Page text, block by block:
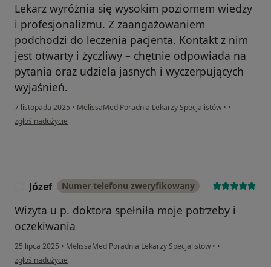
Lekarz wyróżnia się wysokim poziomem wiedzy
i profesjonalizmu. Z zaangażowaniem
podchodzi do leczenia pacjenta. Kontakt z nim
jest otwarty i życzliwy – chętnie odpowiada na
pytania oraz udziela jasnych i wyczerpujących
wyjaśnień.
7 listopada 2025 • MelissaMed Poradnia Lekarzy Specjalistów • •
w opinii użytkownika T.J.
zgłoś nadużycie
Józef Numer telefonu zweryfikowany
Wizyta u p. doktora spełniła moje potrzeby i
oczekiwania
25 lipca 2025 • MelissaMed Poradnia Lekarzy Specjalistów • •
w opinii użytkownika Józef
zgłoś nadużycie